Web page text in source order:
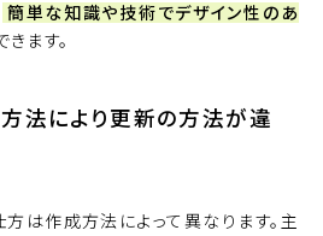
簡単な知識や技術でデザイン性のあ
ます。
法により更新の方法が違
は作成方法によって異なります。主